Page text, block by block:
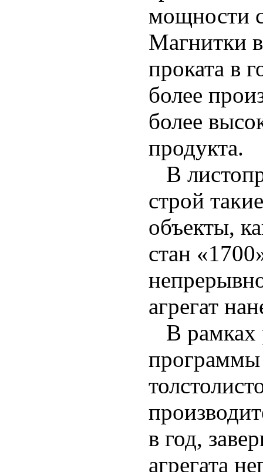
мощности
Магнитки
проката в
более
более
продукта.
В
строй
объекты,
стан
агрегат
В рамках
программы
в год,
агрегата